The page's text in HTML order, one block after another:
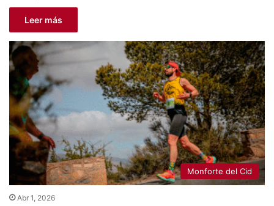
Leer más
Monforte del Cid
Abr 1, 2026